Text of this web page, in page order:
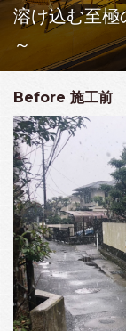
溶け込む至
～
Before 施工前